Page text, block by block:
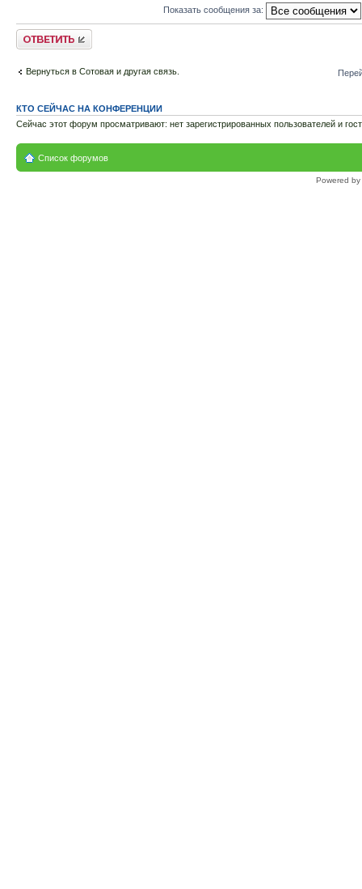
Показать сообщения за:
Ответить
Вернуться в Сотовая и другая связь.
КТО СЕЙЧАС НА КОНФЕРЕНЦИИ
Сейчас этот форум просматривают: нет зарегистрированных пользователей и
Список форумов
Powered by